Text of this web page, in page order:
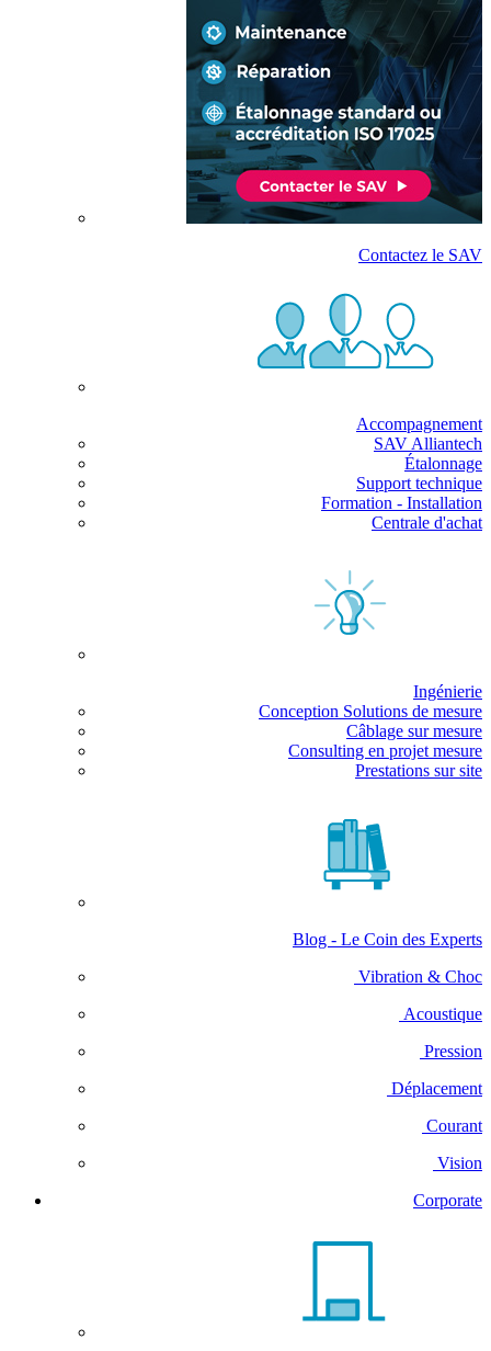
Contactez le SAV
Accompagnement
SAV Alliantech
Étalonnage
Support technique
Formation - Installation
Centrale d'achat
Ingénierie
Conception Solutions de mesure
Câblage sur mesure
Consulting en projet mesure
Prestations sur site
Blog - Le Coin des Experts
Vibration & Choc
Acoustique
Pression
Déplacement
Courant
Vision
Corporate